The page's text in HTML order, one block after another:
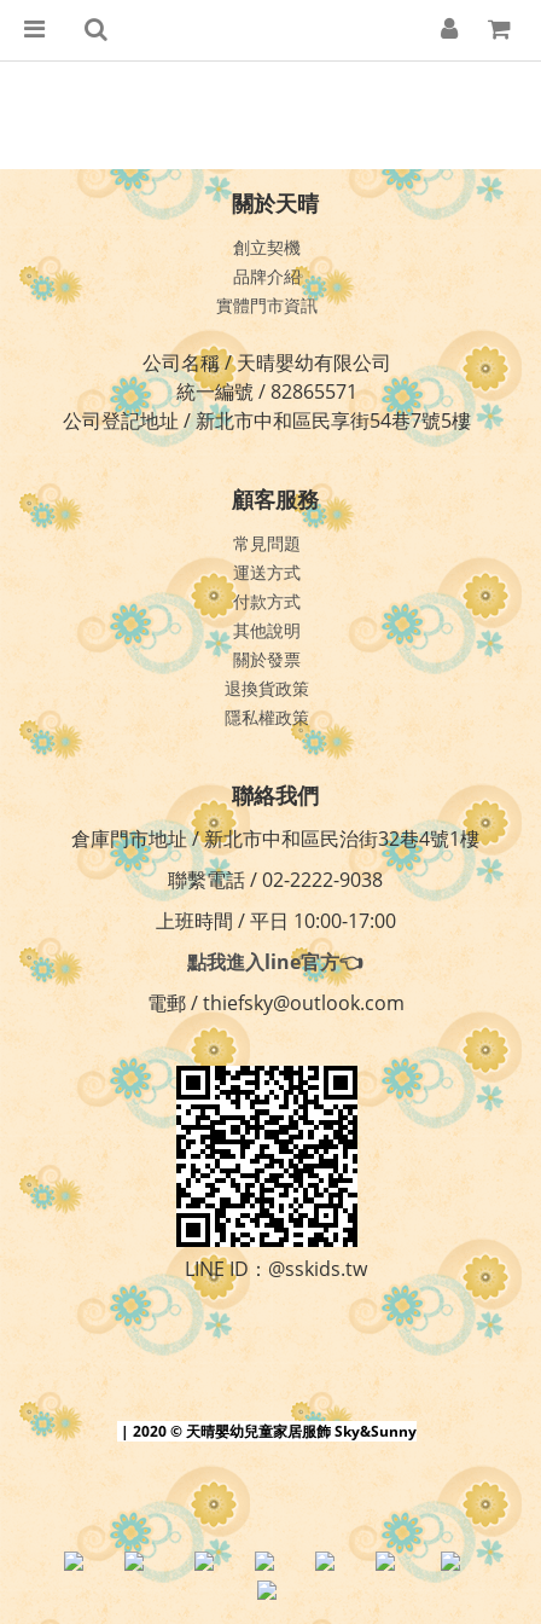
關於天晴
創立契機
品牌介紹
實體門市資訊
公司名稱 / 天晴嬰幼有限公司
統一編號 / 82865571
公司登記地址 / 新北市中和區民享街54巷7號5樓
顧客服務
常見問題
運送方式
付款方式
其他說明
關於發票
退換貨政策
隱私權政策
聯絡我們
倉庫門市地址 / 新北市中和區民治街32巷4號1樓
聯繫電話 / 02-2222-9038
上班時間 / 平日 10:00-17:00
點我進入line官方👈
電郵 / thiefsky@outlook.com
LINE ID：@sskids.tw
| 2020 © 天晴嬰幼兒童家居服飾 Sky&Sunny